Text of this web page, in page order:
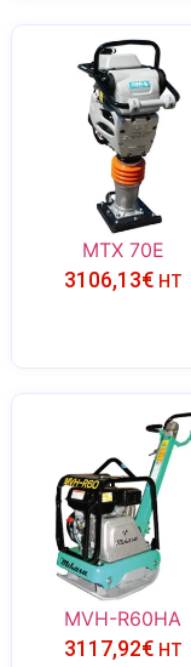
MTX 70E
3106,13€ HT
MVH-R60HA
3117,92€ HT